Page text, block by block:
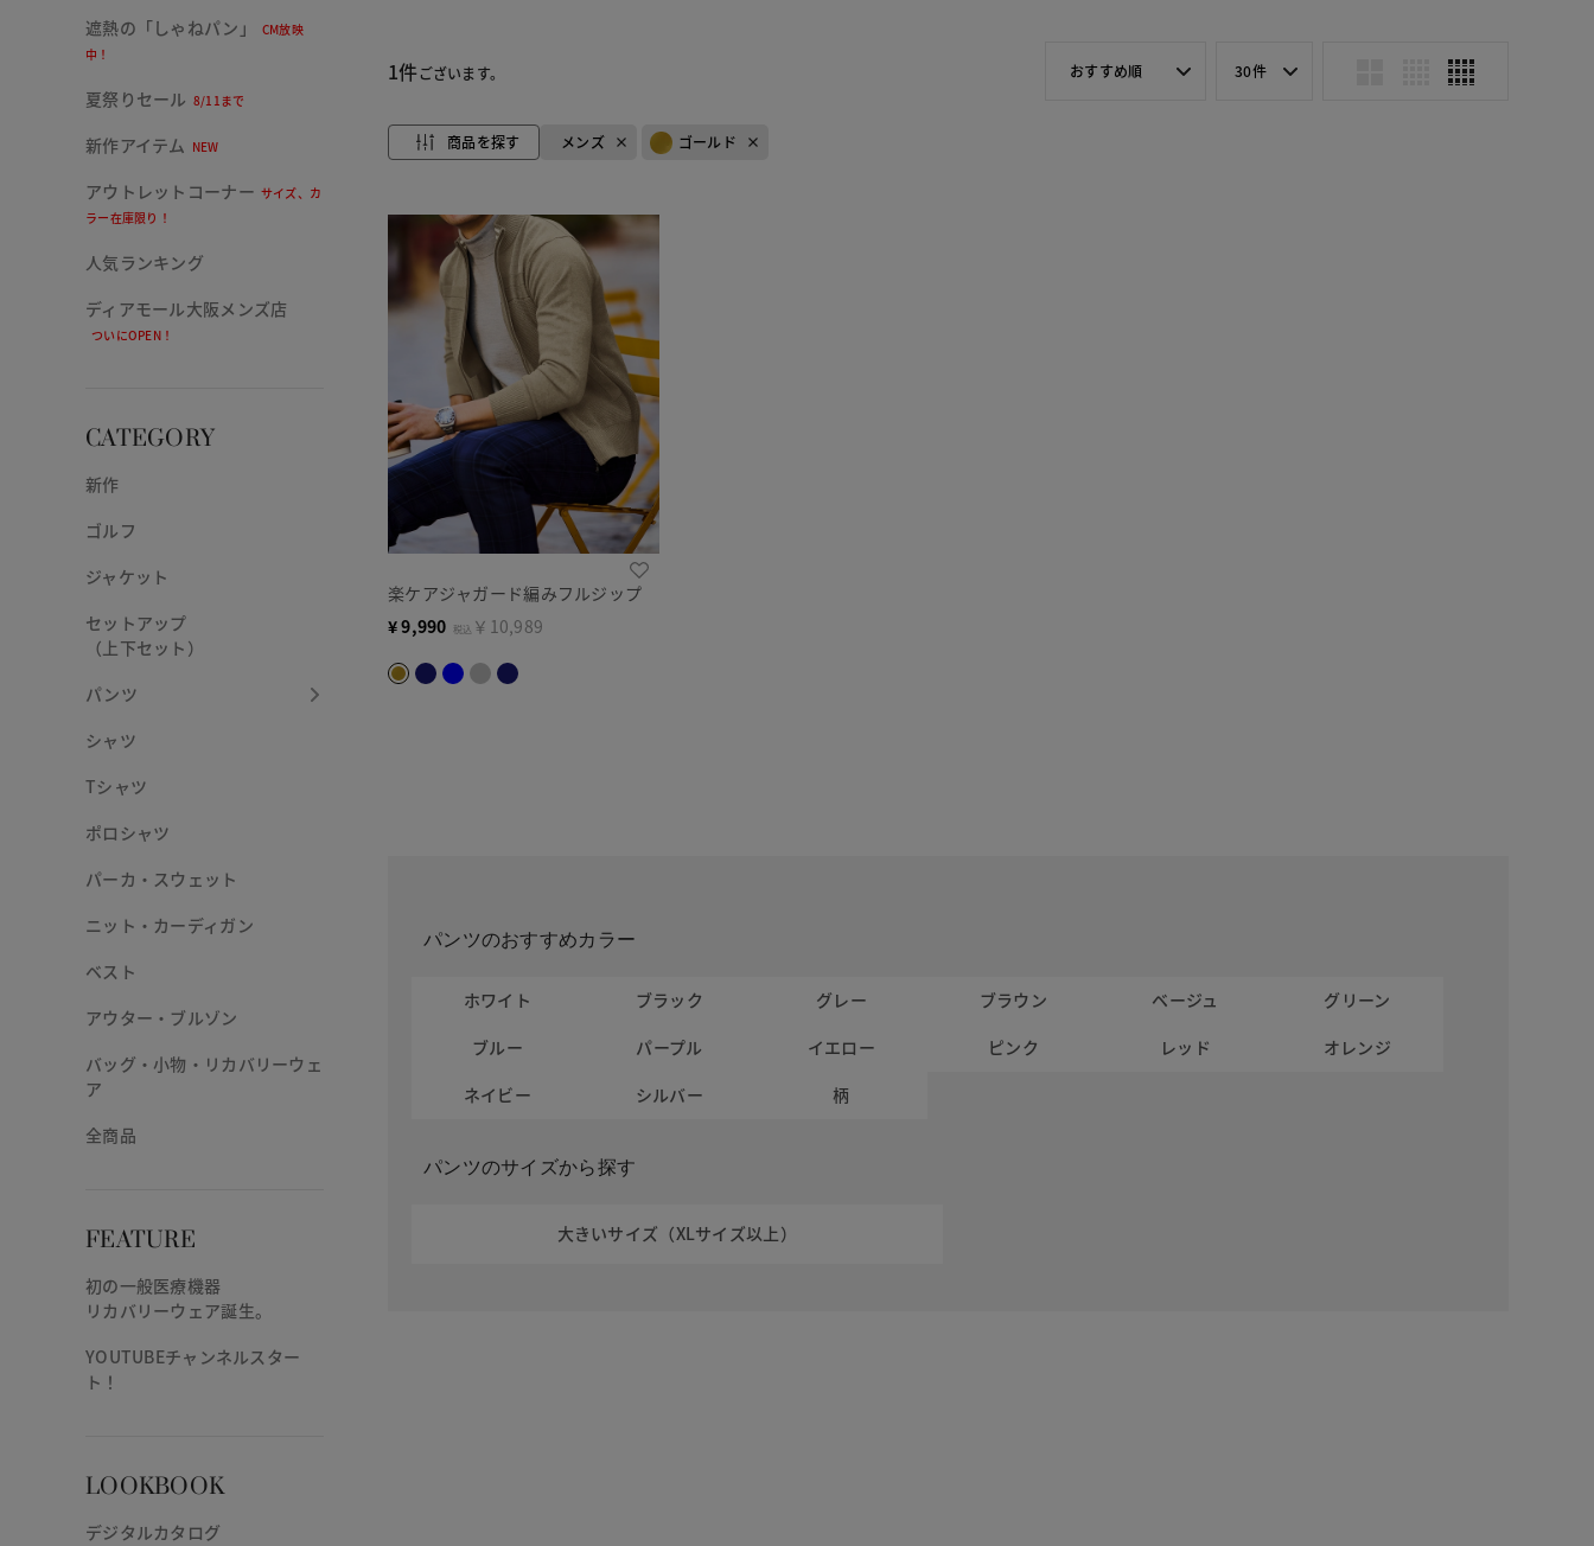
遮熱の「しゃねパン」
CM放映
中！
夏祭りセール 8/11まで
新作アイテム NEW
アウトレットコーナー サイズ、カ
ラー在庫限り！
人気ランキング
ディアモール大阪メンズ店
ついにOPEN！
CATEGORY
新作
ゴルフ
ジャケット
セットアップ
（上下セット）
パンツ
シャツ
Tシャツ
ポロシャツ
パーカ・スウェット
ニット・カーディガン
ベスト
アウター・ブルゾン
バッグ・小物・リカバリーウェ
ア
全商品
FEATURE
初の一般医療機器
リカバリーウェア誕生。
YOUTUBEチャンネルスター
ト！
LOOKBOOK
デジタルカタログ
1件ございます。 おすすめ順 30件
商品を探す メンズ ゴールド
楽ケアジャガード編みフルジップ
¥9,990 税込 ￥10,989
パンツのおすすめカラー
ホワイト ブラック グレー ブラウン ベージュ
グリーン
ブルー
パープル イエロー ピンク レッド
オレンジ
ネイビー
シルバー 柄
パンツのサイズから探す
大きいサイズ（XLサイズ以上）